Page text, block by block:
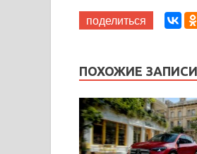
поделиться
ПОХОЖИЕ ЗАПИСИ